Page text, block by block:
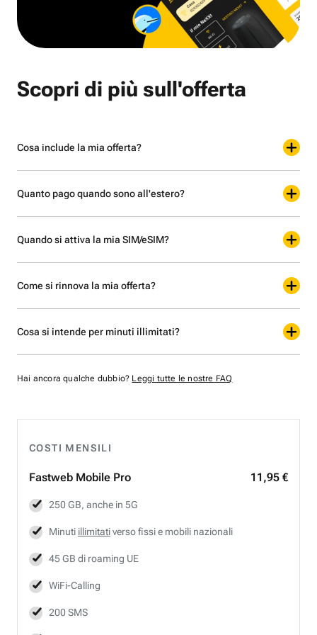
COSTI MENSILI
Fastweb Mobile Pro 11,95 €
250 GB, anche in 5G
Minuti illimitativerso fissi e mobili nazionali
45 GB di roaming UE
WiFi-Calling
200 SMS
Scopri di più sull'offerta
Cosa include la mia offerta?
Quanto pago quando sono all'estero?
Quando si attiva la mia SIM/eSIM?
Come si rinnova la mia offerta?
Cosa si intende per minuti illimitati?
Hai ancora qualche dubbio? Leggi tutte le nostre FAQ